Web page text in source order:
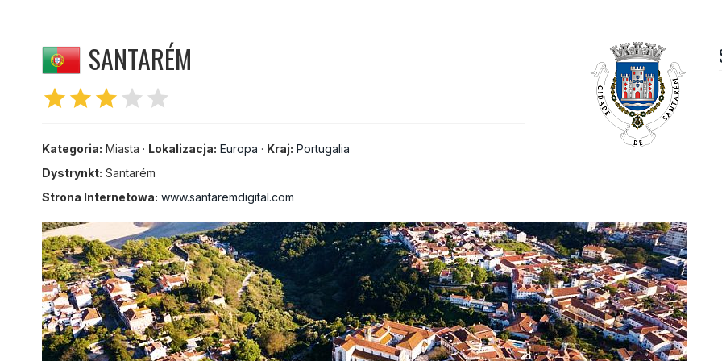
SANTARÉM
starstarstar star star
Kategoria: Miasta · Lokalizacja: Europa · Kraj: Portugalia
Dystrynkt: Santarém
Strona Internetowa: www.santaremdigital.com